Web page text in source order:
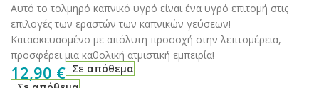
Αυτό το τολμηρό καπνικό υγρό είναι ένα υγρό επιτομή στις
επιλογές των εραστών των καπνικών γεύσεων!
Κατασκευασμένο με απόλυτη προσοχή στην λεπτομέρεια,
προσφέρει μια καθολική ατμιστική εμπειρία!
12,90 € Σε απόθεμα